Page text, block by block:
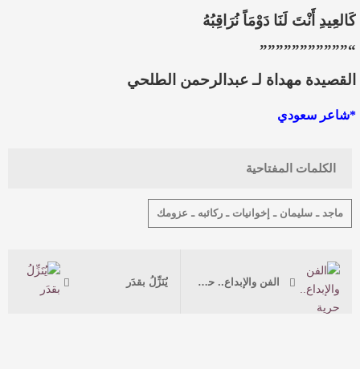
كَالعِيدِ أَنْتَ لَنَا دَوْمَاً نُرَاقِبُهُ
“”””””””””””
القصيدة مهداة لـ عبدالرحمن الطلحي
*شاعر سعودي
الكلمات المفتاحية
ماجد ـ سليمان ـ إخوانيات ـ ركائبه ـ عزومك
الفن والإبداع.. حرية مطلقة لا سقف لهما يُنَزِّلُ بقدَر